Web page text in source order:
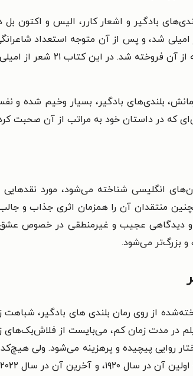
بادگیر و اشعار کارر، الیس و
شد، و پس از آن متوجه استعداد
که جمعا ۵۰ پوند برایشان
که در داستان خود به مراتب از آن صحبت
انگلیسی شناخته می‌شود، مورد
منتقدان آن را همزمان اثری جذاب و
و دیدگاهی عجیب و غیرمنطقی در خصوص
بزرگ‌تر می‌شود.
از روی رمان بلندی های بادگیر، شباهت
در مدت زمان کم، می‌بایست از فلاش‌بک‌های